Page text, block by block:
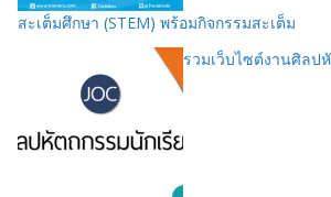
สะเต็มศึกษา (STEM) พร้อมกิจกรรมสะเต็ม
รวมเว็บไซต์งานศิลป